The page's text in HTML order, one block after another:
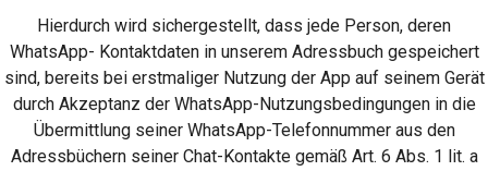
Hierdurch wird sichergestellt, dass jede Person, deren
WhatsApp- Kontaktdaten in unserem Adressbuch gespeichert
sind, bereits bei erstmaliger Nutzung der App auf seinem Gerät
durch Akzeptanz der WhatsApp-Nutzungsbedingungen in die
Übermittlung seiner WhatsApp-Telefonnummer aus den
Adressbüchern seiner Chat-Kontakte gemäß Art. 6 Abs. 1 lit. a